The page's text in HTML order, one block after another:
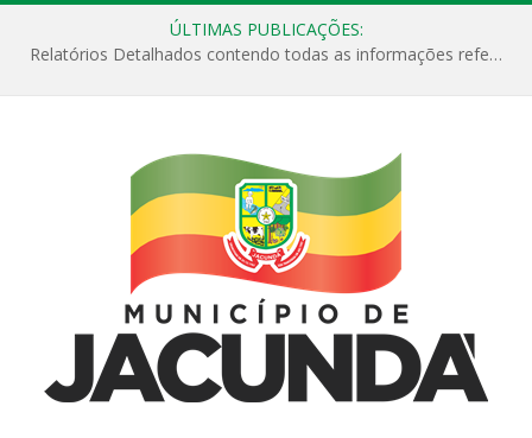
ÚLTIMAS PUBLICAÇÕES:
Relatórios Detalhados contendo todas as informações referentes a execução de recursos destinados ao fomento de projetos culturais no Município de Jacundá entre os anos de 2022 ao presente ano de 2026.